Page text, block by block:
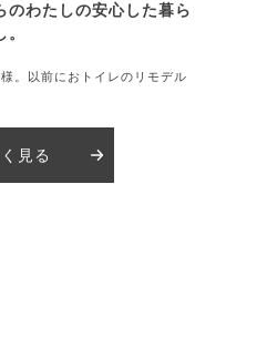
のわたしの安心した暮ら
。
。以前におトイレのリモデル
見る